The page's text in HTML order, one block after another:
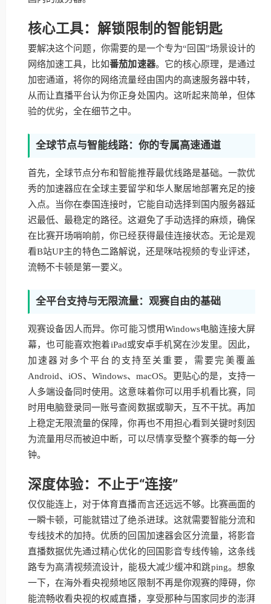
核心工具：解锁限制的智能钥匙
要解决这个问题，你需要的是一个专为“回国”场景设计的
网络加速工具，比如番茄加速器。它的核心原理，是通过
加密通道，将你的网络流量经由国内的高速服务器中转，
从而让直播平台认为你正身处国内。这听起来简单，但体
验的优劣，全在细节之中。
全球节点与智能线路：你的专属高速通道
首先，全球节点分布和智能推荐最优线路是基础。一款优
秀的加速器应在全球主要留学和华人聚居地部署充足的接
入点。当你在泰国连接时，它能自动选择到国内服务器延
迟最低、最稳定的路径。这避免了手动选择的麻烦，确保
在比赛开场哨响前，你已经获得最佳连接状态。无论是观
看B站UP主的特色二路解说，还是咪咕视频的专业评述，
流畅不卡顿是第一要义。
全平台支持与无限流量：观赛自由的基础
观赛设备因人而异。你可能习惯用Windows电脑连接大屏
幕，也可能喜欢抱着iPad或安卓手机窝在沙发里。因此，
加速器对多个平台的支持至关重要，需要完美覆盖
Android、iOS、Windows、macOS。更贴心的是，支持一
人多端设备同时使用。这意味着你可以用手机看比赛，同
时用电脑登录同一账号查阅数据或聊天，互不干扰。再加
上稳定无限流量的保障，你再也不用担心看到关键时刻因
为流量用尽而被迫中断，可以尽情享受整个赛季的每一分
钟。
深度体验：不止于“连接”
仅仅能连上，对于体育直播而言还远远不够。比赛画面的
一瞬卡顿，可能就错过了绝杀进球。这就需要智能分流和
专线技术的加持。优质的回国加速器会区分流量，将影音
直播数据优先通过精心优化的回国影音专线传输，这条线
路专为高清视频流设计，能极大减少缓冲和跳ping。想象
一下，在海外看央视频地区限制不再是你观赛的障碍，你
能流畅收看央视的权威直播，享受那种与国家同步的澎湃